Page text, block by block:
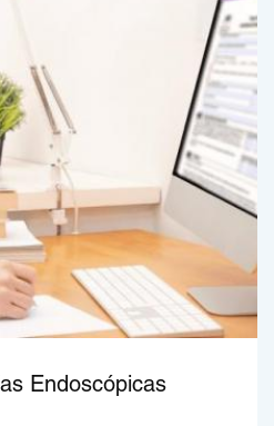
Endoscópicas